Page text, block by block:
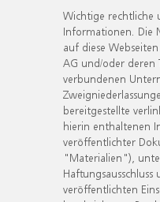
Wichtige rechtliche
Informationen. Die
auf diese
AG und/oder deren
verbundenen
bereitgestellte
hierin enthaltenen
veröffentlichter
"Materialien"),
veröffentlichten